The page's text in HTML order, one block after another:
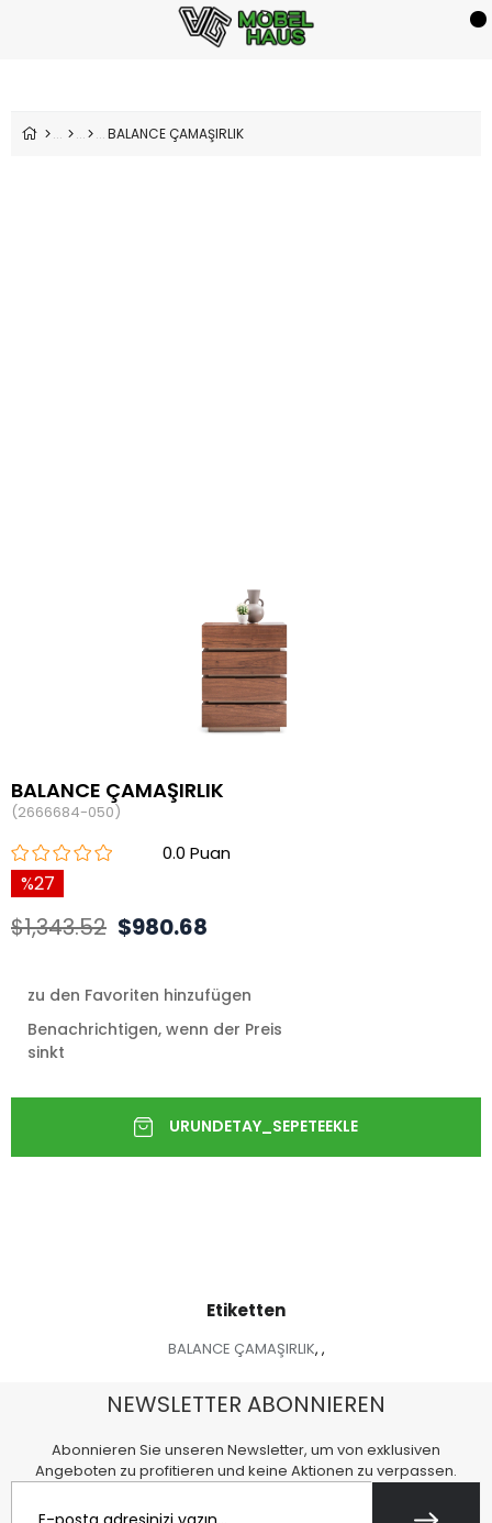
BALANCE ÇAMAŞIRLIK
BALANCE ÇAMAŞIRLIK
(2666684-050)
0.0
27
$1,343.52 $980.68
zu den Favoriten hinzufügen
Benachrichtigen, wenn der Preis
sinkt
Etiketten
BALANCE ÇAMAŞIRLIK, ,
NEWSLETTER ABONNIEREN
Abonnieren Sie unseren Newsletter, um von exklusiven
Angeboten zu profitieren und keine Aktionen zu verpassen.